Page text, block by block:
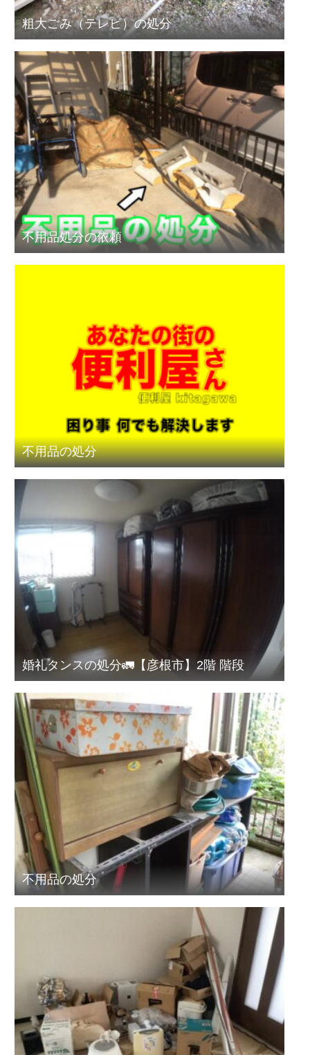
粗大ごみ（テレビ）の処分
不用品処分の依頼
不用品の処分
婚礼タンスの処分🚛【彦根市】2階 階段
不用品の処分